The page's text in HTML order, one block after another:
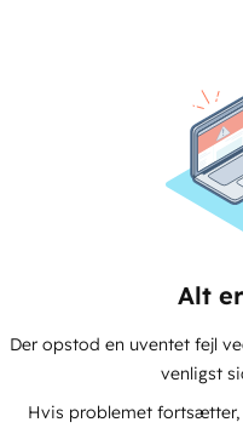
Alt
Der opstod en uventet fejl
venligst
Hvis problemet